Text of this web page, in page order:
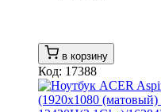
в корзину
Код: 17388